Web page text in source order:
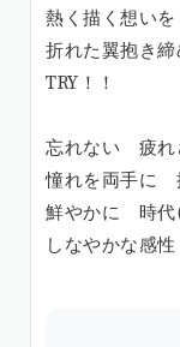
熱く描く想い
折れた翼抱き
TRY！！
忘れない 疲れ
憧れを両手に
鮮やかに 時代(
しなやかな感